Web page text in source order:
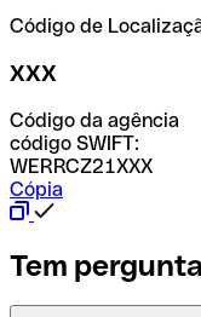
Código de
XXX
Código da agência
código SWIFT:
WERRCZ21XXX
Cópia
Tem